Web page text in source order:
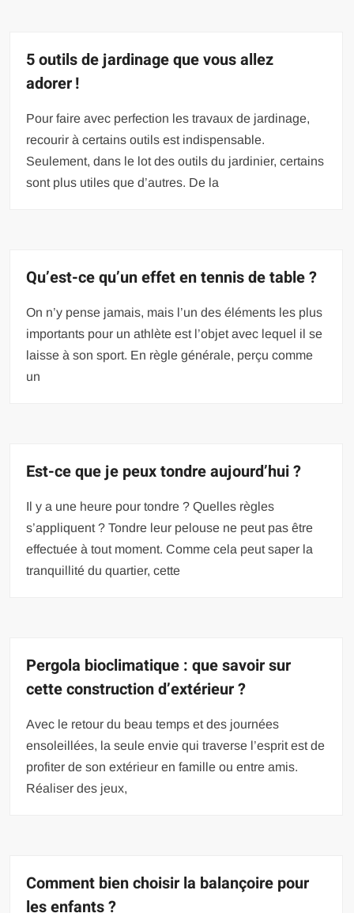
5 outils de jardinage que vous allez
adorer !
Pour faire avec perfection les travaux de jardinage,
recourir à certains outils est indispensable.
Seulement, dans le lot des outils du jardinier, certains
sont plus utiles que d’autres. De la
Qu’est-ce qu’un effet en tennis de table ?
On n’y pense jamais, mais l’un des éléments les plus
importants pour un athlète est l’objet avec lequel il se
laisse à son sport. En règle générale, perçu comme
un
Est-ce que je peux tondre aujourd’hui ?
Il y a une heure pour tondre ? Quelles règles
s’appliquent ? Tondre leur pelouse ne peut pas être
effectuée à tout moment. Comme cela peut saper la
tranquillité du quartier, cette
Pergola bioclimatique : que savoir sur
cette construction d’extérieur ?
Avec le retour du beau temps et des journées
ensoleillées, la seule envie qui traverse l’esprit est de
profiter de son extérieur en famille ou entre amis.
Réaliser des jeux,
Comment bien choisir la balançoire pour
les enfants ?